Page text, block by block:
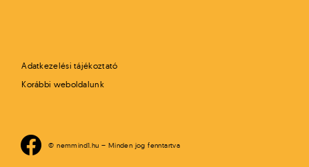
Adatkezelési tájékoztató
Korábbi weboldalunk
© nemmind1.hu – Minden jog fenntartva